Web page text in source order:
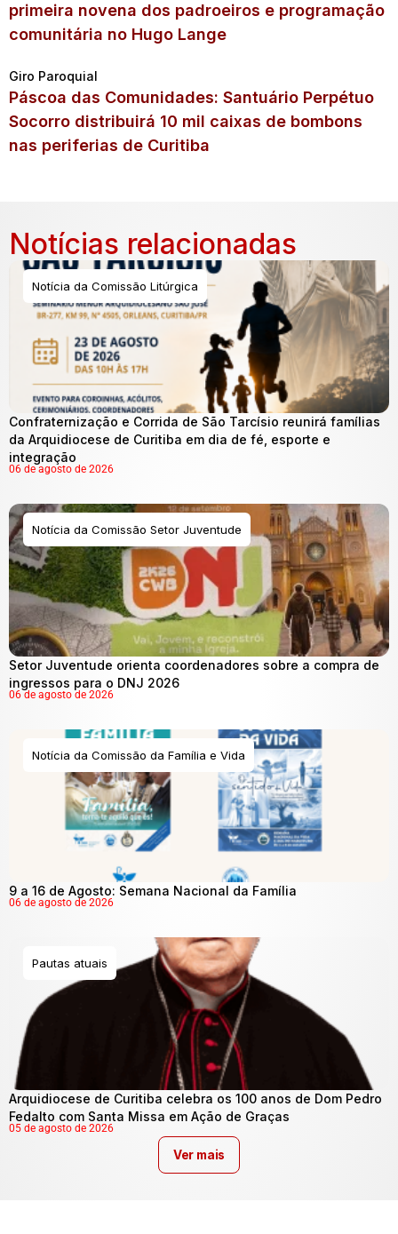
primeira novena dos padroeiros e programação
comunitária no Hugo Lange
Giro Paroquial
Páscoa das Comunidades: Santuário Perpétuo
Socorro distribuirá 10 mil caixas de bombons
nas periferias de Curitiba
Notícias relacionadas
Notícia da Comissão Litúrgica
Confraternização e Corrida de São Tarcísio reunirá famílias
da Arquidiocese de Curitiba em dia de fé, esporte e
integração
06 de agosto de 2026
Notícia da Comissão Setor Juventude
Setor Juventude orienta coordenadores sobre a compra de
ingressos para o DNJ 2026
06 de agosto de 2026
Notícia da Comissão da Família e Vida
9 a 16 de Agosto: Semana Nacional da Família
06 de agosto de 2026
Pautas atuais
Arquidiocese de Curitiba celebra os 100 anos de Dom Pedro
Fedalto com Santa Missa em Ação de Graças
05 de agosto de 2026
Ver mais